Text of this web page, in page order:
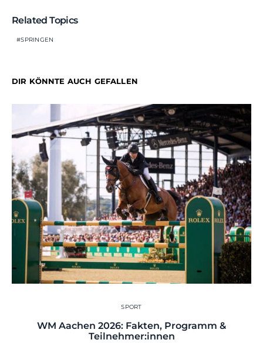
Related Topics
SPRINGEN
DIR KÖNNTE AUCH GEFALLEN
SPORT
WM Aachen 2026: Fakten, Programm &
Teilnehmer:innen